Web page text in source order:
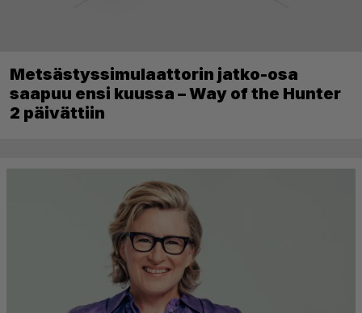
Metsästyssimulaattorin jatko-osa
saapuu ensi kuussa – Way of the Hunter
2 päivättiin